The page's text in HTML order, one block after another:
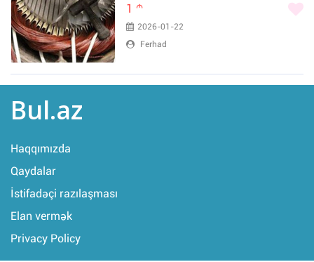
1 m
2026-01-22
Ferhad
Bul.az
Haqqımızda
Qaydalar
İstifadəçi razılaşması
Elan vermək
Privacy Policy